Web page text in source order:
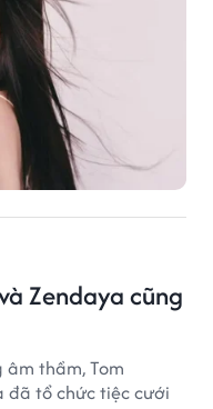
Zendaya cũng
thầm, Tom
đã tổ chức tiệc cưới